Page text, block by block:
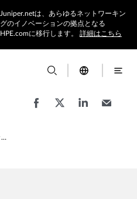
Juniper.netは、あらゆるネットワーキン
グのイノベーションの拠点となる
HPE.comに移行します。 詳細はこちら
QFXシリーズ・ネットワーク・スイッチの比較